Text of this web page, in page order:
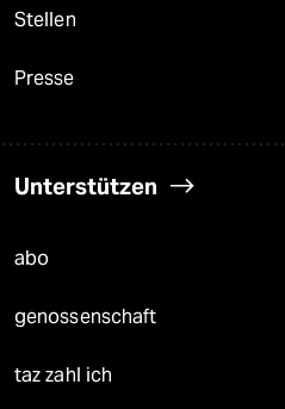
Stellen
Presse
Unterstützen
abo
genossenschaft
taz zahl ich